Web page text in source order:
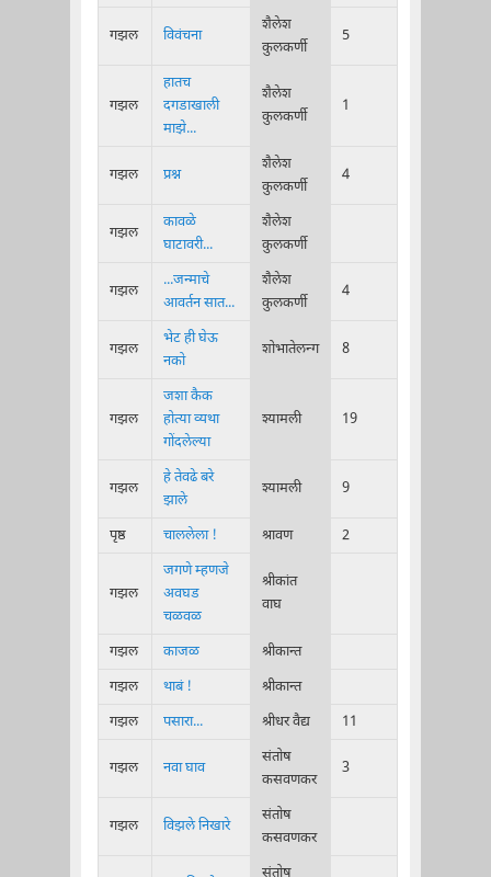
गझल विवंचना
शैलेश
कुलकर्णी
5
गझल
हातच
दगडाखाली
माझे...
शैलेश
कुलकर्णी
1
गझल प्रश्न
शैलेश
कुलकर्णी
4
गझल
कावळे
घाटावरी...
शैलेश
कुलकर्णी
गझल
...जन्माचे
आवर्तन सात...
शैलेश
कुलकर्णी
4
गझल
भेट ही घेऊ
नको
शोभातेलन्ग 8
गझल
जशा कैक
होत्या व्यथा
गोंदलेल्या
श्यामली 19
गझल
हे तेवढे बरे
झाले
श्यामली 9
पृष्ठ चाललेला ! श्रावण 2
गझल
जगणे म्हणजे
अवघड
चळवळ
श्रीकांत
वाघ
गझल काजळ
श्रीकान्त
गझल
थाबं !
श्रीकान्त
गझल
पसारा... श्रीधर वैद्य 11
गझल नवा घाव
संतोष
कसवणकर
3
गझल विझले निखारे
संतोष
कसवणकर
संतोष